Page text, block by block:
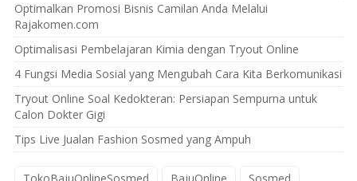
Optimalkan Promosi Bisnis Camilan Anda Melalui
Rajakomen.com
Optimalisasi Pembelajaran Kimia dengan Tryout Online
4 Fungsi Media Sosial yang Mengubah Cara Kita Berkomunikasi
Tryout Online Soal Kedokteran: Persiapan Sempurna untuk
Calon Dokter Gigi
Tips Live Jualan Fashion Sosmed yang Ampuh